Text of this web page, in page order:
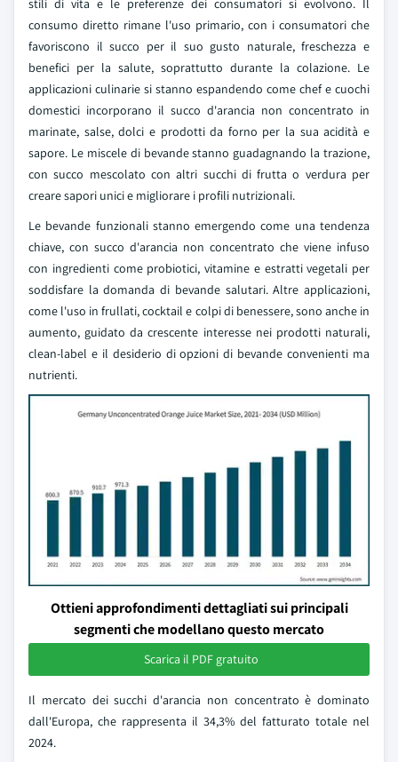
stili di vita e le preferenze dei consumatori si evolvono. Il
consumo diretto rimane l'uso primario, con i consumatori che
favoriscono il succo per il suo gusto naturale, freschezza e
benefici per la salute, soprattutto durante la colazione. Le
applicazioni culinarie si stanno espandendo come chef e cuochi
domestici incorporano il succo d'arancia non concentrato in
marinate, salse, dolci e prodotti da forno per la sua acidità e
sapore. Le miscele di bevande stanno guadagnando la trazione,
con succo mescolato con altri succhi di frutta o verdura per
creare sapori unici e migliorare i profili nutrizionali.
Le bevande funzionali stanno emergendo come una tendenza
chiave, con succo d'arancia non concentrato che viene infuso
con ingredienti come probiotici, vitamine e estratti vegetali per
soddisfare la domanda di bevande salutari. Altre applicazioni,
come l'uso in frullati, cocktail e colpi di benessere, sono anche in
aumento, guidato da crescente interesse nei prodotti naturali,
clean-label e il desiderio di opzioni di bevande convenienti ma
nutrienti.
Ottieni approfondimenti dettagliati sui principali
segmenti che modellano questo mercato
Scarica il PDF gratuito
Il mercato dei succhi d'arancia non concentrato è dominato
dall'Europa, che rappresenta il 34,3% del fatturato totale nel
2024.